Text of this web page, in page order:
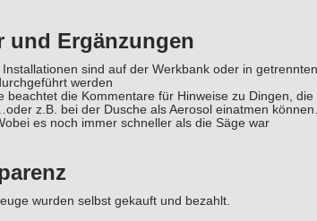
und Ergänzungen
Installationen sind auf der Werkbank oder in
werden
beachtet die Kommentare für Hinweise zu Dingen,
z.B. bei der Dusche als Aerosol einatmen
es noch immer schneller als die Säge war
wurden selbst gekauft und bezahlt.